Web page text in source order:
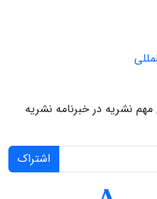
نشریه در خبرنامه نشریه
اشتراک